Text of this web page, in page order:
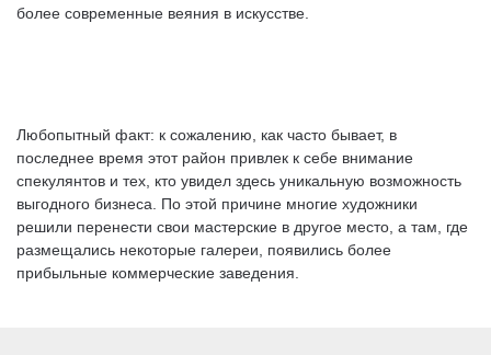
более современные веяния в искусстве.
Любопытный факт: к сожалению, как часто бывает, в
последнее время этот район привлек к себе внимание
спекулянтов и тех, кто увидел здесь уникальную возможность
выгодного бизнеса. По этой причине многие художники
решили перенести свои мастерские в другое место, а там, где
размещались некоторые галереи, появились более
прибыльные коммерческие заведения.